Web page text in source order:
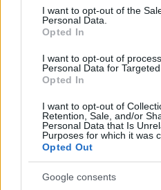
consent section.
I want to opt-out of the
Personal Data.
Opted In
I want to opt-out of
Personal Data for Targeted
Opted In
I want to opt-out of
Retention, Sale, and/or
Personal Data that Is
Purposes for which it was
Opted Out
Google consents
Η θέση της
Κατήγγειλε ότι ο
η άρνηση απαντήσεων
αλληλοεκβιασμοί».
μάρτυρας να απαντήσει.
Οι θέσεις ΣΥΡΙΖΑ,